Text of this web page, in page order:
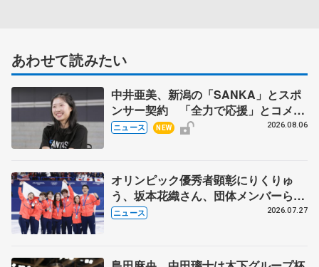
あわせて読みたい
中井亜美、新潟の「SANKA」とスポ
ンサー契約 「全力で応援」とコメン
ト
ニュース NEW 2026.08.06
オリンピック優秀者顕彰にりくりゅ
う、坂本花織さん、団体メンバーら
8月7日に文科省が表彰式、ブルーノ・
ニュース 2026.07.27